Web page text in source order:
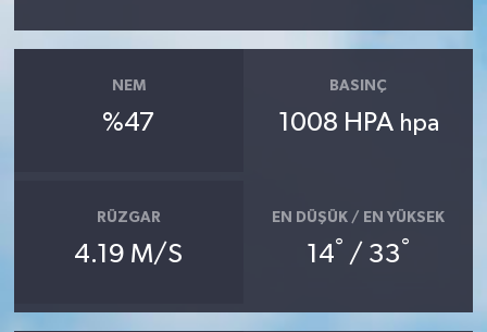
NEM
%47
BASINÇ
1008 HPA hpa
RÜZGAR
4.19 M/S
EN DÜŞÜK / EN YÜKSEK
14° / 33°